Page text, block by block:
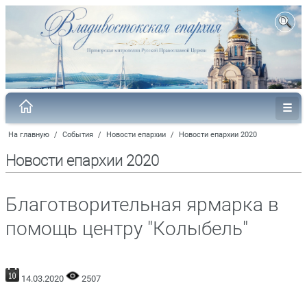
На главную / События / Новости епархии / Новости епархии 2020
Новости епархии 2020
Благотворительная ярмарка в
помощь центру "Колыбель"
14.03.2020 2507